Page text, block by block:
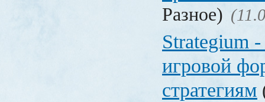
Разное)
Strategium
игровой
стратегиям